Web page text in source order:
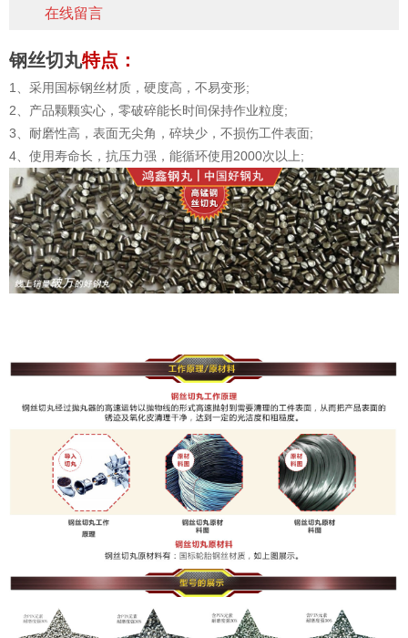
在线留言
钢丝切丸特点：
1、采用国标钢丝材质，硬度高，不易变形;
2、产品颗颗实心，零破碎能长时间保持作业粒度;
3、耐磨性高，表面无尖角，碎块少，不损伤工件表面;
4、使用寿命长，抗压力强，能循环使用2000次以上;